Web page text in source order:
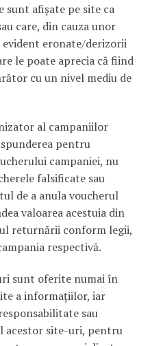
sunt afişate pe site ca
care, din cauza unor
eronate/derizorii
le poate aprecia că fiind
cu un nivel mediu de
al campaniilor
pentru
campaniei, nu
falsificate sau
de a anula voucherul
valoarea acestuia din
returnării conform legii,
respectivă.
sunt oferite numai în
a informaţiilor, iar
sau
acestor site-uri, pentru